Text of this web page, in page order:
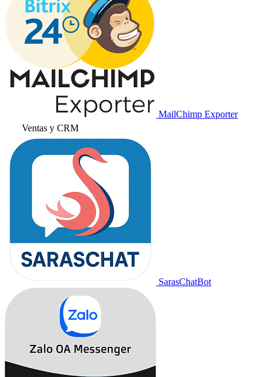
MailChimp Exporter
Ventas y CRM
SarasChatBot